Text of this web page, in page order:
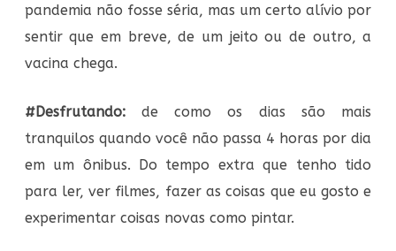
pandemia não fosse séria, mas um certo alívio por
sentir que em breve, de um jeito ou de outro, a
vacina chega.
#Desfrutando:de como os dias são mais
tranquilos quando você não passa 4 horas por dia
em um ônibus. Do tempo extra que tenho tido
para ler, ver filmes, fazer as coisas que eu gosto e
experimentar coisas novas como pintar.